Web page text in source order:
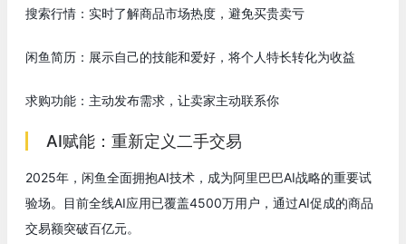
搜索行情：实时了解商品市场热度，避免买贵卖亏
闲鱼简历：展示自己的技能和爱好，将个人特长转化为收益
求购功能：主动发布需求，让卖家主动联系你
AI赋能：重新定义二手交易
2025年，闲鱼全面拥抱AI技术，成为阿里巴巴AI战略的重要试
验场。目前全线AI应用已覆盖4500万用户，通过AI促成的商品
交易额突破百亿元。